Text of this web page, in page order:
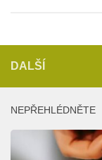
DALŠÍ
NEPŘEHLÉDNĚTE